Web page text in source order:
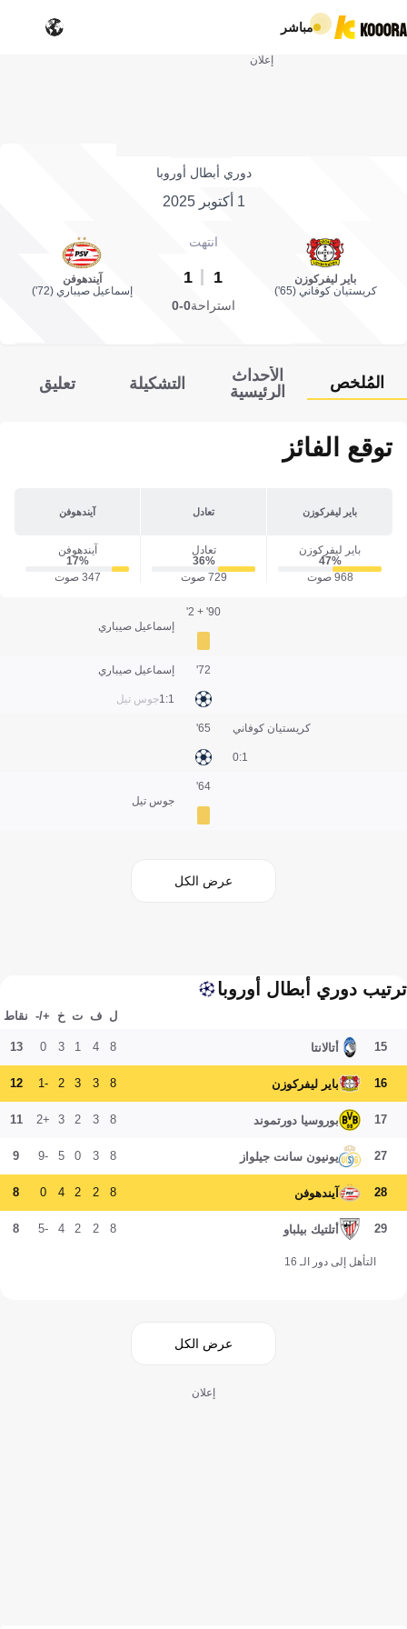
مباشر
إعلان
دوري أبطال أوروبا
1 أكتوبر 2025
باير ليفركوزن
كريستيان كوفاني (65')
انتهت
1
1
آيندهوفن
إسماعيل صيباري (72')
استراحة0-0
المُلخص
الأحداث
الرئيسية
التشكيلة تعليق
توقع الفائز
باير ليفركوزن تعادل آيندهوفن
باير ليفركوزن
47‎%‎
968 صوت
تعادل
36‎%‎
729 صوت
آيندهوفن
17‎%‎
347 صوت
إسماعيل صيباري
90' + 2'
إسماعيل صيباري
جوس تيل1:1
72'
كريستيان كوفاني
1:0
65'
جوس تيل
64'
عرض الكل
ترتيب دوري أبطال أوروبا
ل ف ت خ +/- نقاط
15 أتالانتا 8
4
1
3
0
13
16 باير ليفركوزن 8
3
3
2
-1
12
17 بوروسيا دورتموند 8
3
2
3
+2
11
27 يونيون سانت جيلواز 8
3
0
5
-9
9
28 آيندهوفن 8
2
2
4
0
8
29 أتلتيك بيلباو 8
2
2
4
-5
8
التأهل إلى دور الـ 16
عرض الكل
إعلان